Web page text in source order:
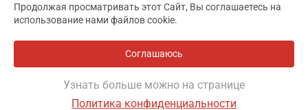
Отказ от ответственности
АПТЕКА911.ЮА
Продолжая просматривать этот Сайт, Вы соглашаетесь на
использование нами файлов cookie.
Соглашаюсь
Узнать больше можно на странице
Политика конфиденциальности